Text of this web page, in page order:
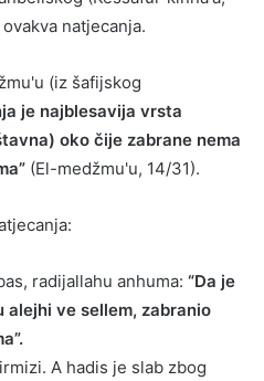
natjecanja.
(iz šafijskog
je najblesavija vrsta
oko čije zabrane nema
(El-medžmu'u, 14/31).
radijallahu anhuma: “Da je
alejhi ve sellem, zabranio
A hadis je slab zbog